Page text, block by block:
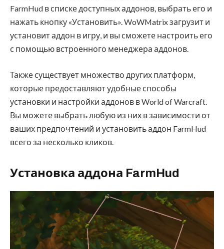
FarmHud в списке доступных аддонов, выбрать его и
нажать кнопку «Установить». WoWMatrix загрузит и
установит аддон в игру, и вы сможете настроить его
с помощью встроенного менеджера аддонов.
Также существует множество других платформ,
которые предоставляют удобные способы
установки и настройки аддонов в World of Warcraft.
Вы можете выбрать любую из них в зависимости от
ваших предпочтений и установить аддон FarmHud
всего за несколько кликов.
Установка аддона FarmHud